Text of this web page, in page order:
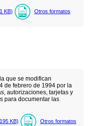
KB) Otros formatos
que se modifican
de febrero de 1994 por la
autorizaciones, tarjetas y
para documentar las
KB) Otros formatos